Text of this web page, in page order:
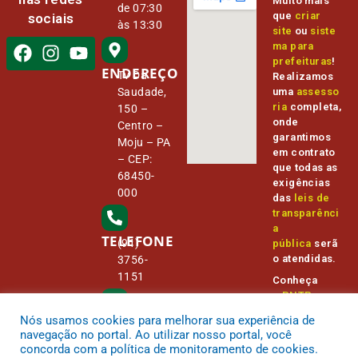
sociais
de 07:30
às 13:30
ENDEREÇO
Tv Da
Saudade,
150 –
Centro –
Moju – PA
– CEP:
68450-
000
TELEFONE
(91)
3756-
1151
E-MAIL
camara@
cmmoju.p
que criar
site ou siste
ma para
prefeituras!
Realizamos
uma assesso
ria completa,
onde
garantimos
em contrato
que todas as
exigências
das leis de
transparênci
a
pública serã
o atendidas.
Conheça
oPNTPe
Transparênc
ia Pública
Nós usamos cookies para melhorar sua experiência de
navegação no portal. Ao utilizar nosso portal, você
concorda com a política de monitoramento de cookies.